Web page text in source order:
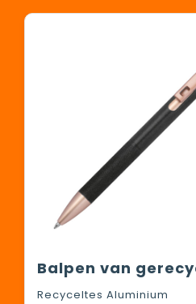
Recyceltes Aluminium